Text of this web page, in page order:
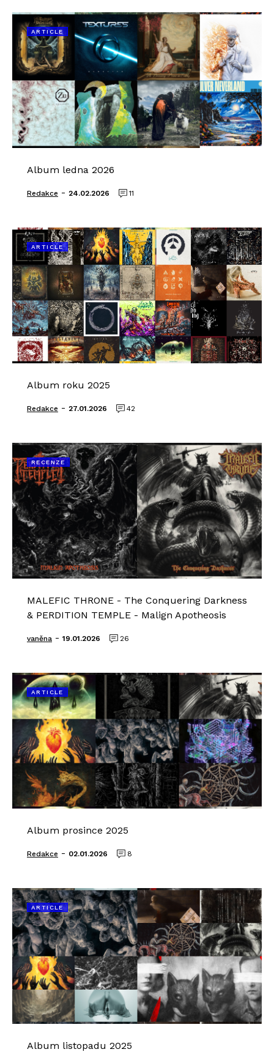
ARTICLE
Album ledna 2026
Redakce - 24.02.2026 11
ARTICLE
Album roku 2025
Redakce - 27.01.2026 42
RECENZE
MALEFIC THRONE - The Conquering Darkness
& PERDITION TEMPLE - Malign Apotheosis
vaněna - 19.01.2026 26
ARTICLE
Album prosince 2025
Redakce - 02.01.2026 8
ARTICLE
Album listopadu 2025